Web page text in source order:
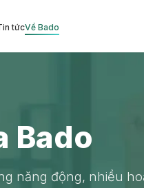
tứcVề Bado
Bado
năng động, nhiều